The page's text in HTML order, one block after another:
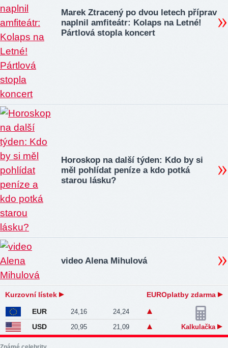
Marek Ztracený po dvou letech příprav
naplnil amfiteátr: Kolaps na Letné!
Pártlová stopla koncert
Horoskop na další týden: Kdo by si
měl pohlídat peníze a kdo potká
starou lásku?
video Alena Mihulová
Kurzovní lístek EUROplatby zdarma
EUR 24,16 24,24
USD 20,95 21,09 Kalkulačka